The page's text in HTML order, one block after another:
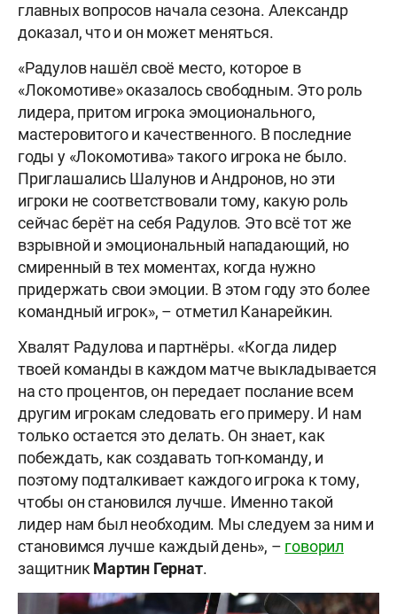
главных вопросов начала сезона. Александр
доказал, что и он может меняться.
«Радулов нашёл своё место, которое в
«Локомотиве» оказалось свободным. Это роль
лидера, притом игрока эмоционального,
мастеровитого и качественного. В последние
годы у «Локомотива» такого игрока не было.
Приглашались Шалунов и Андронов, но эти
игроки не соответствовали тому, какую роль
сейчас берёт на себя Радулов. Это всё тот же
взрывной и эмоциональный нападающий, но
смиренный в тех моментах, когда нужно
придержать свои эмоции. В этом году это более
командный игрок», – отметил Канарейкин.
Хвалят Радулова и партнёры. «Когда лидер
твоей команды в каждом матче выкладывается
на сто процентов, он передает послание всем
другим игрокам следовать его примеру. И нам
только остается это делать. Он знает, как
побеждать, как создавать топ-команду, и
поэтому подталкивает каждого игрока к тому,
чтобы он становился лучше. Именно такой
лидер нам был необходим. Мы следуем за ним и
становимся лучше каждый день», – говорил
защитникМартин Гернат.